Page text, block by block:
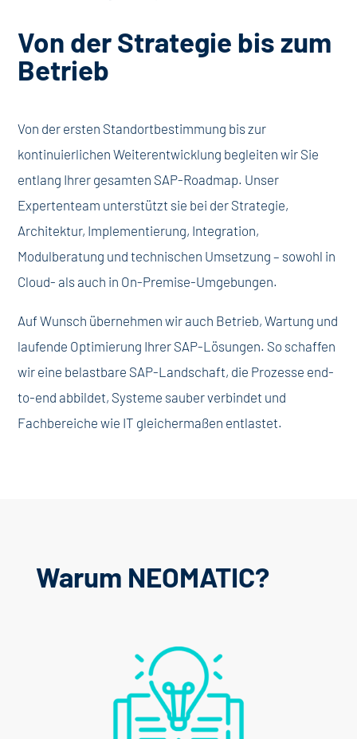
Von der Strategie bis zum
Betrieb
Von der ersten Standortbestimmung bis zur
kontinuierlichen Weiterentwicklung begleiten wir Sie
entlang Ihrer gesamten SAP-Roadmap. Unser
Expertenteam unterstützt sie bei der Strategie,
Architektur, Implementierung, Integration,
Modulberatung und technischen Umsetzung – sowohl in
Cloud- als auch in On-Premise-Umgebungen.
Auf Wunsch übernehmen wir auch Betrieb, Wartung und
laufende Optimierung Ihrer SAP-Lösungen. So schaffen
wir eine belastbare SAP-Landschaft, die Prozesse end-
to-end abbildet, Systeme sauber verbindet und
Fachbereiche wie IT gleichermaßen entlastet.
Warum NEOMATIC?